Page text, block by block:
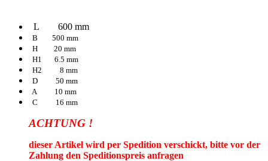
L 600 mm
B 500 mm
H 20 mm
H1 6.5 mm
H2 8 mm
D 50 mm
A 10 mm
C 16 mm
ACHTUNG !
dieser Artikel wird per Spedition verschickt, bitte vor der
Zahlung den Speditionspreis anfragen